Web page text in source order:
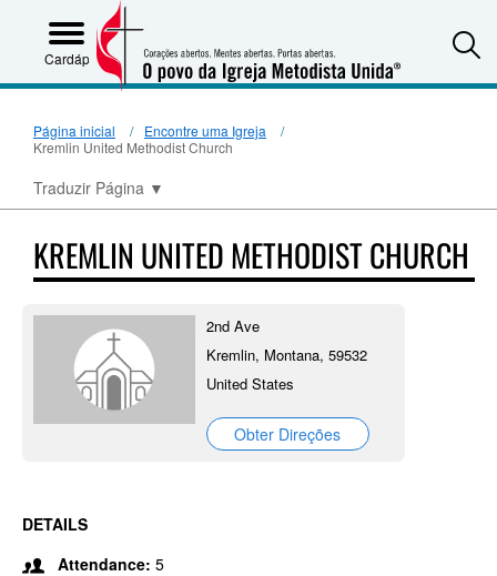
Cardápio
Página inicial
Encontre uma Igreja
Kremlin United Methodist Church
Traduzir Página ▼
KREMLIN UNITED METHODIST CHURCH
2nd Ave
Kremlin, Montana, 59532
United States
Obter Direções
DETAILS
Attendance: 5